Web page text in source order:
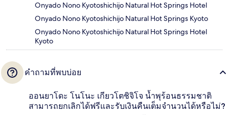
Onyado Nono Kyotoshichijo Natural Hot Springs Hotel
Onyado Nono Kyotoshichijo Natural Hot Springs Kyoto
Onyado Nono Kyotoshichijo Natural Hot Springs Hotel
Kyoto
คำถามที่พบบ่อย
ออนยาโดะ โนโนะ เกียวโตชิจิโจ น้ำพุร้อนธรรมชาติ
สามารถยกเลิกได้ฟรีและรับเงินคืนเต็มจำนวนได้หรือไม่?